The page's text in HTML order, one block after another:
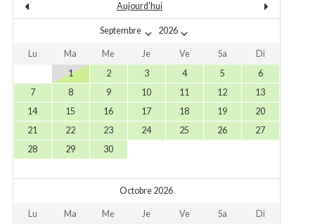
Aujourd'hui
Lu Ma Me Je Ve Sa
Di
1
2 3 4 5
6
7
8 9 10 11 12
13
14
15 16 17 18 19
20
21
22 23 24 25 26
27
28
29 30
Octobre 2026
Lu Ma Me Je Ve Sa
Di